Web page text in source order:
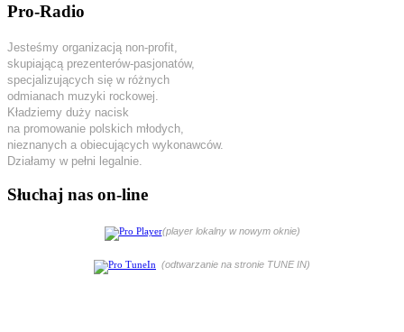
Pro-Radio
Jesteśmy organizacją non-profit,
skupiającą prezenterów-pasjonatów,
specjalizujących się w różnych
odmianach muzyki rockowej.
Kładziemy duży nacisk
na promowanie polskich młodych,
nieznanych a obiecujących wykonawców.
Działamy w pełni legalnie.
Słuchaj nas on-line
(player lokalny w nowym oknie)
(odtwarzanie na stronie TUNE IN)